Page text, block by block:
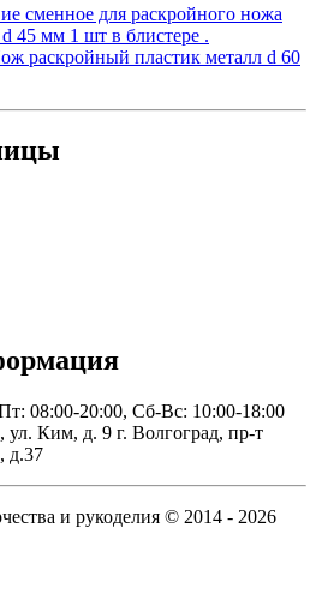
сменное для раскройного ножа
45 мм 1 шт в блистере .
раскройный пластик металл d 60
08:00-20:00, Сб-Вс: 10:00-18:00
ул. Ким, д. 9 г. Волгоград, пр-т
д.37
и рукоделия © 2014 - 2026